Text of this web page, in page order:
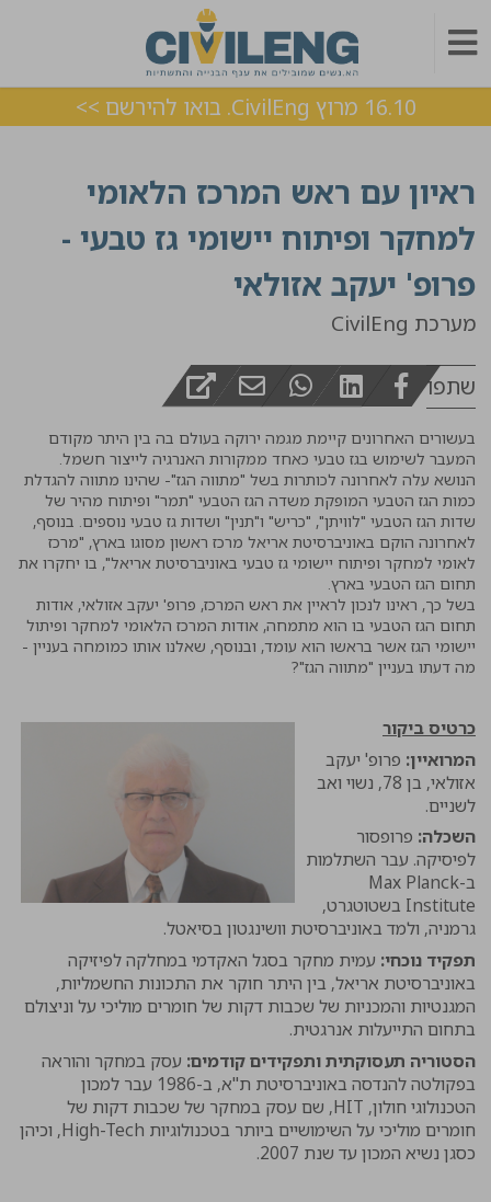
16.10 מרוץ CivilEng. בואו להירשם >>
ראיון עם ראש המרכז הלאומי
למחקר ופיתוח יישומי גז טבעי -
פרופ' יעקב אזולאי
מערכת CivilEng
שתפו
בעשורים האחרונים קיימת מגמה ירוקה בעולם בה בין היתר מקודם
המעבר לשימוש בגז טבעי כאחד ממקורות האנרגיה לייצור חשמל.
הנושא עלה לאחרונה לכותרות בשל "מתווה הגז"- שהינו מתווה להגדלת
כמות הגז הטבעי המופקת משדה הגז הטבעי "תמר" ופיתוח מהיר של
שדות הגז הטבעי "לוויתן", "כריש" ו"תנין" ושדות גז טבעי נוספים. בנוסף,
לאחרונה הוקם באוניברסיטת אריאל מרכז ראשון מסוגו בארץ, "מרכז
לאומי למחקר ופיתוח יישומי גז טבעי באוניברסיטת אריאל", בו יחקרו את
תחום הגז הטבעי בארץ.
בשל כך, ראינו לנכון לראיין את ראש המרכז, פרופ' יעקב אזולאי, אודות
תחום הגז הטבעי בו הוא מתמחה, אודות המרכז הלאומי למחקר ופיתול
יישומי הגז אשר בראשו הוא עומד, ובנוסף, שאלנו אותו כמומחה בעניין -
מה דעתו בעניין "מתווה הגז"?
כרטיס ביקור
המרואיין: פרופ' יעקב
אזולאי, בן 78, נשוי ואב
לשניים.
השכלה: פרופסור
לפיסיקה. עבר השתלמות
ב-Max Planck
Institute בשטוטגרט,
גרמניה, ולמד באוניברסיטת וושינגטון בסיאטל.
תפקיד נוכחי: עמית מחקר בסגל האקדמי במחלקה לפיזיקה
באוניברסיטת אריאל, בין היתר חוקר את התכונות החשמליות,
המגנטיות והמכניות של שכבות דקות של חומרים מוליכי על וניצולם
בתחום התייעלות אנרגטית.
הסטוריה תעסוקתית ותפקידים קודמים: עסק במחקר והוראה
בפקולטה להנדסה באוניברסיטת ת"א, ב-1986 עבר למכון
הטכנולוגי חולון, HIT, שם עסק במחקר של שכבות דקות של
חומרים מוליכי על השימושיים ביותר בטכנולוגיות High-Tech, וכיהן
כסגן נשיא המכון עד שנת 2007.